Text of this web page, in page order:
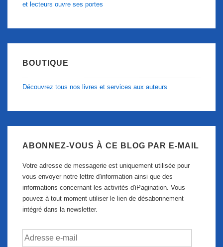
et lecteurs ouvre ses portes
BOUTIQUE
Découvrez tous nos livres et services aux auteurs
ABONNEZ-VOUS À CE BLOG PAR E-MAIL
Votre adresse de messagerie est uniquement utilisée pour
vous envoyer notre lettre d'information ainsi que des
informations concernant les activités d'iPagination. Vous
pouvez à tout moment utiliser le lien de désabonnement
intégré dans la newsletter.
Adresse